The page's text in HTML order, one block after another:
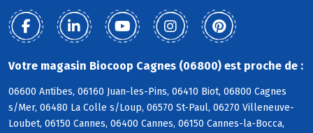
Votre magasin Biocoop Cagnes (06800) est proche de :
06600 Antibes, 06160 Juan-les-Pins, 06410 Biot, 06800 Cagnes
s/Mer, 06480 La Colle s/Loup, 06570 St-Paul, 06270 Villeneuve-
Loubet, 06150 Cannes, 06400 Cannes, 06150 Cannes-la-Bocca,